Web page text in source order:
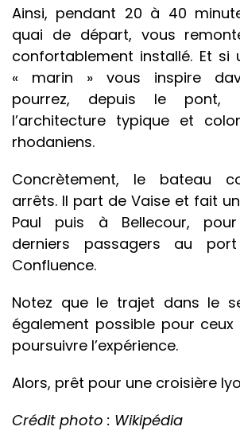
Ainsi, pendant 20 à 40
quai de départ, vous
confortablement installé. Et si
« marin » vous inspire
pourrez, depuis le pont,
l’architecture typique et
rhodaniens.
Concrètement, le bateau
arrêts. Il part de Vaise et fait
Paul puis à Bellecour,
derniers passagers au
Confluence.
Notez que le trajet dans le
également possible pour
poursuivre l’expérience.
Alors, prêt pour une croisière
Crédit photo : Wikipédia